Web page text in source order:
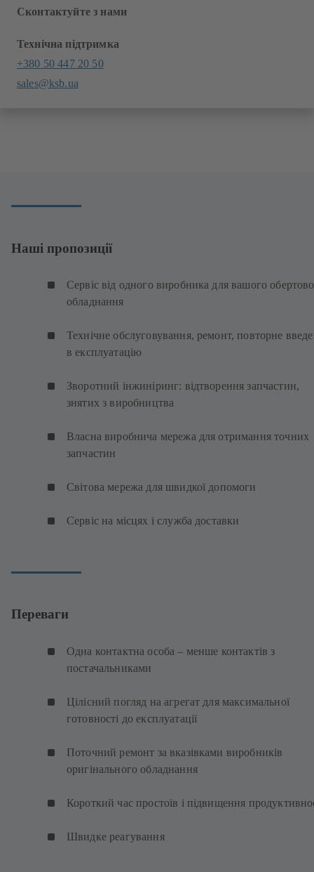
Сконтактуйте з нами
Технічна підтримка
+380 50 447 20 50
sales@ksb.ua
Наші пропозиції
Сервіс від одного виробника для вашого
обладнання
Технічне обслуговування, ремонт, повторне
в експлуатацію
Зворотний інжиніринг: відтворення запчастин,
знятих з виробництва
Власна виробнича мережа для отримання точних
запчастин
Світова мережа для швидкої допомоги
Сервіс на місцях і служба доставки
Переваги
Одна контактна особа – менше контактів з
постачальниками
Цілісний погляд на агрегат для максимальної
готовності до експлуатації
Поточний ремонт за вказівками виробників
оригінального обладнання
Короткий час простоїв і підвищення
Швидке реагування